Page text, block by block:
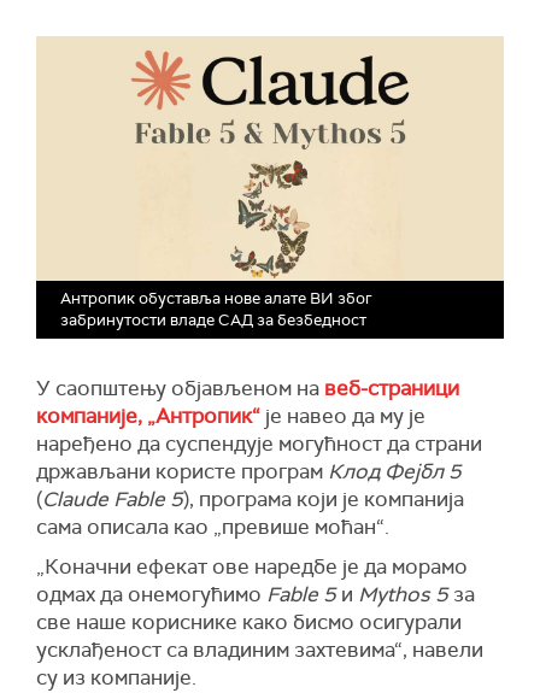
Антропик обуставља нове алате ВИ због
забринутости владе САД за безбедност
У саопштењу објављеном на веб-страници
компаније, „Антропик“ је навео да му је
наређено да суспендује могућност да страни
држављани користе програм Клод Фејбл 5
(Claude Fable 5), програма који је компанија
сама описала као „превише моћан“.
„Коначни ефекат ове наредбе је да морамо
одмах да онемогућимо Fable 5и Mythos 5за
све наше кориснике како бисмо осигурали
усклађеност са владиним захтевима“, навели
су из компаније.